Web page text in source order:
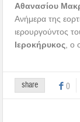
Αθανασίου
Ανήμερα της
ιερουργούντος
Ιεροκήρυκος , ο
share 0